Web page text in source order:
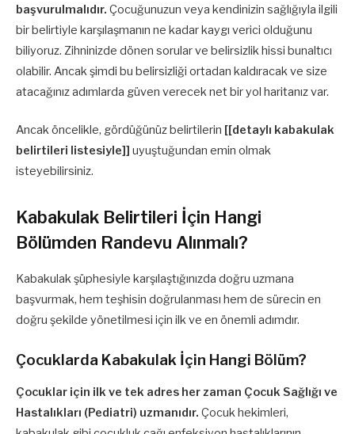
başvurulmalıdır. Çocuğunuzun veya kendinizin sağlığıyla ilgili
bir belirtiyle karşılaşmanın ne kadar kaygı verici olduğunu
biliyoruz. Zihninizde dönen sorular ve belirsizlik hissi bunaltıcı
olabilir. Ancak şimdi bu belirsizliği ortadan kaldıracak ve size
atacağınız adımlarda güven verecek net bir yol haritanız var.
Ancak öncelikle, gördüğünüz belirtilerin [[detaylı kabakulak
belirtileri listesiyle]] uyuştuğundan emin olmak
isteyebilirsiniz.
Kabakulak Belirtileri İçin Hangi
Bölümden Randevu Alınmalı?
Kabakulak şüphesiyle karşılaştığınızda doğru uzmana
başvurmak, hem teşhisin doğrulanması hem de sürecin en
doğru şekilde yönetilmesi için ilk ve en önemli adımdır.
Çocuklarda Kabakulak İçin Hangi Bölüm?
Çocuklar için ilk ve tek adres her zaman Çocuk Sağlığı ve
Hastalıkları (Pediatri) uzmanıdır. Çocuk hekimleri,